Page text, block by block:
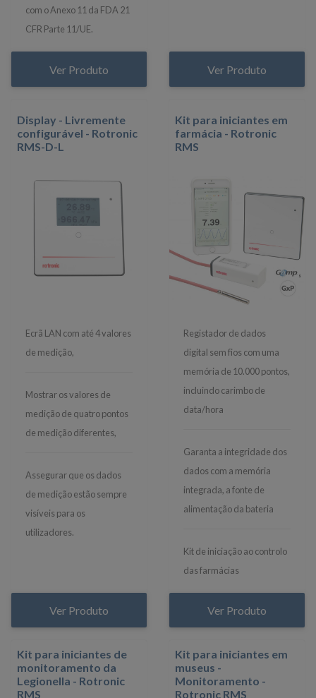
com o Anexo 11 da FDA 21
CFR Parte 11/UE.
Ver Produto Ver Produto
Display - Livremente
configurável - Rotronic
RMS-D-L
Ecrã LAN com até 4 valores
de medição,
Mostrar os valores de
medição de quatro pontos
de medição diferentes,
Assegurar que os dados
de medição estão sempre
visíveis para os
utilizadores.
Ver Produto
Kit para iniciantes em
farmácia - Rotronic
RMS
Registador de dados
digital sem fios com uma
memória de 10.000 pontos,
incluindo carimbo de
data/hora
Garanta a integridade dos
dados com a memória
integrada, a fonte de
alimentação da bateria
Kit de iniciação ao controlo
das farmácias
Ver Produto
Kit para iniciantes de
monitoramento da
Legionella - Rotronic
RMS
Kit para iniciantes em
museus -
Monitoramento -
Rotronic RMS